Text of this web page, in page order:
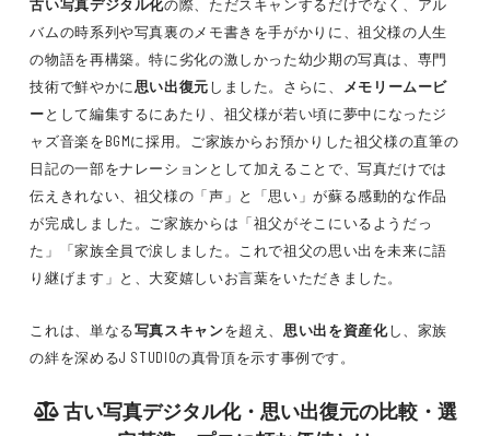
古い写真デジタル化の際、ただスキャンするだけでなく、アル
バムの時系列や写真裏のメモ書きを手がかりに、祖父様の人生
の物語を再構築。特に劣化の激しかった幼少期の写真は、専門
技術で鮮やかに思い出復元しました。さらに、 メモリームービ
ーとして編集するにあたり、祖父様が若い頃に夢中になったジ
ャズ音楽をBGMに採用。ご家族からお預かりした祖父様の直筆の
日記の一部をナレーションとして加えることで、写真だけでは
伝えきれない、祖父様の「声」と「思い」が蘇る感動的な作品
が完成しました。ご家族からは「祖父がそこにいるようだっ
た」「家族全員で涙しました。これで祖父の思い出を未来に語
り継げます」と、大変嬉しいお言葉をいただきました。
これは、単なる写真スキャンを超え、思い出を資産化し、家族
の絆を深めるJ STUDIOの真骨頂を示す事例です。
古い写真デジタル化・ 思い出復元の比較・選